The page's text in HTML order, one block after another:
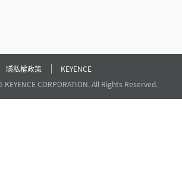
隱私權政策
KEYENCE
CORPORATION. All Rights Reserved.